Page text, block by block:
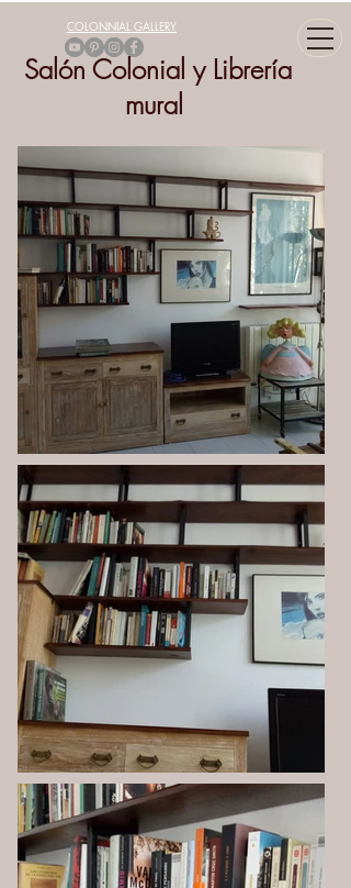
COLONNIAL GALLERY
Salón Colonial y Librería
mural